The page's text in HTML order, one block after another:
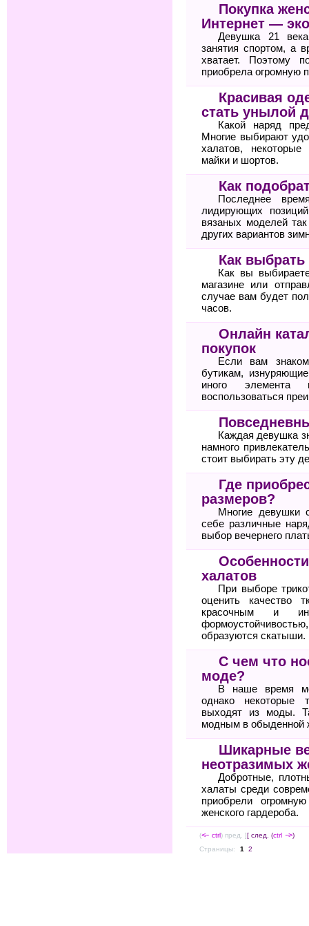
Покупка
Интернет —
Девушка 21
занятия спортом, а
хватает. Поэтому
приобрела огромную
Красивая
стать унылой
Какой наряд
Многие выбирают
халатов,
майки и шортов.
Как
Последнее
лидирующих
вязаных моделей
других вариантов
Как
Как вы
магазине или
случае вам будет
часов.
Онлайн
покупок
Если вам
бутикам,
иного элемента
воспользоваться
Каждая девушка
намного
стоит выбирать эту
Где
размеров?
Многие девушки
себе различные
выбор вечернего
халатов
При выборе
оценить качество
красочным и
образуются скатыши.
С чем что
моде?
В наше время
однако некоторые
выходят из моды.
модным в обыденной
Шикарные
неотразимых
Добротные,
халаты среди
приобрели
женского гардероба.
(<-- ctrl) пред. ][ след. (ctrl --> )
Страницы:
1 2